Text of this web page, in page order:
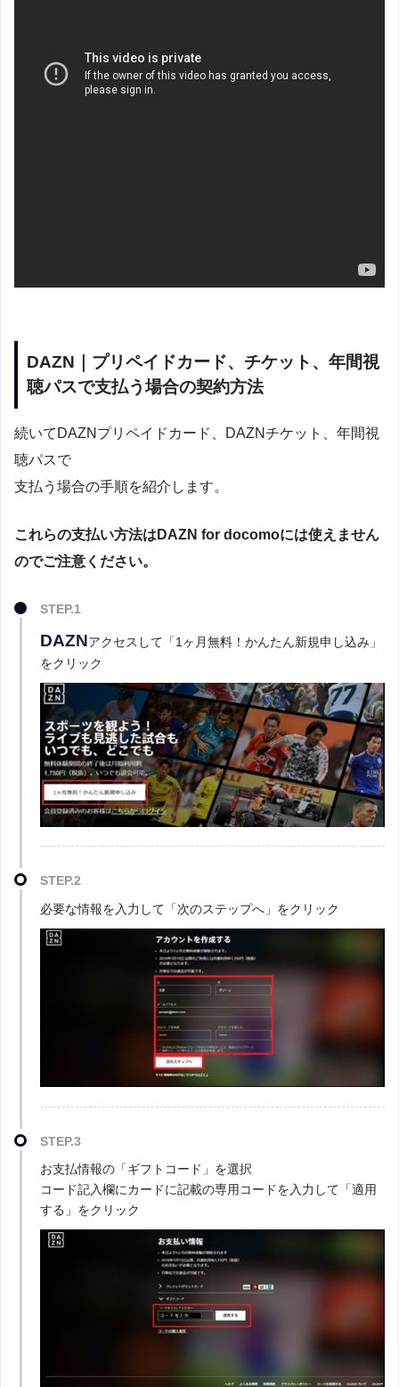
DAZN｜プリペイドカード、チケット、年間視
聴パスで支払う場合の契約方法
続いてDAZNプリペイドカード、DAZNチケット、年間視
聴パスで
支払う場合の手順を紹介します。
これらの支払い方法はDAZN for docomoには使えません
のでご注意ください。
STEP.1
DAZNアクセスして「1ヶ月無料！かんたん新規申し込み」
をクリック
STEP.2
必要な情報を入力して「次のステップへ」をクリック
STEP.3
お支払情報の「ギフトコード」を選択
コード記入欄にカードに記載の専用コードを入力して「適用
する」をクリック